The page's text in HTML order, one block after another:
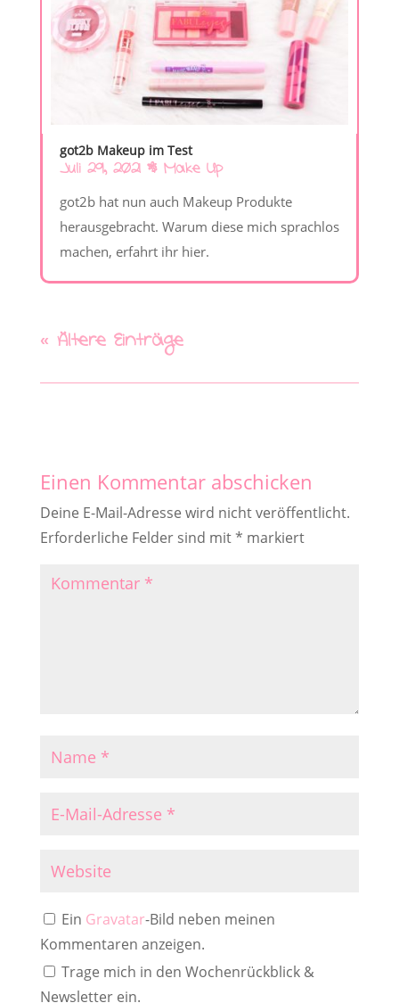
got2b Makeup im Test
Juli 29, 2021| Make Up
got2b hat nun auch Makeup Produkte
herausgebracht. Warum diese mich sprachlos
machen, erfahrt ihr hier.
« Ältere Einträge
Einen Kommentar abschicken
Deine E-Mail-Adresse wird nicht veröffentlicht.
Erforderliche Felder sind mit* markiert
Ein Gravatar-Bild neben meinen
Kommentaren anzeigen.
Trage mich in den Wochenrückblick &
Newsletter ein.